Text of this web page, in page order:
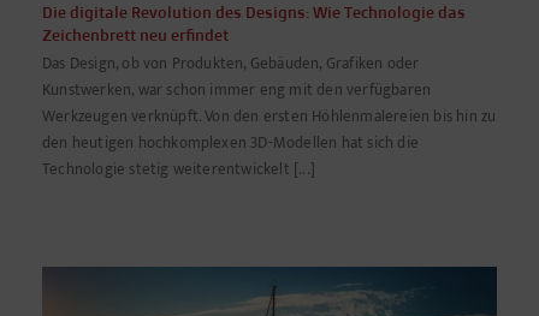
Die digitale Revolution des Designs: Wie Technologie das
Zeichenbrett neu erfindet
Das Design, ob von Produkten, Gebäuden, Grafiken oder
Kunstwerken, war schon immer eng mit den verfügbaren
Werkzeugen verknüpft. Von den ersten Höhlenmalereien bis hin zu
den heutigen hochkomplexen 3D-Modellen hat sich die
Technologie stetig weiterentwickelt [...]